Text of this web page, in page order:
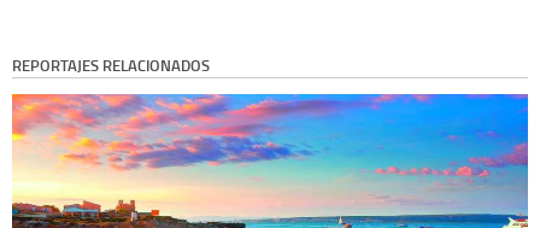
REPORTAJES RELACIONADOS